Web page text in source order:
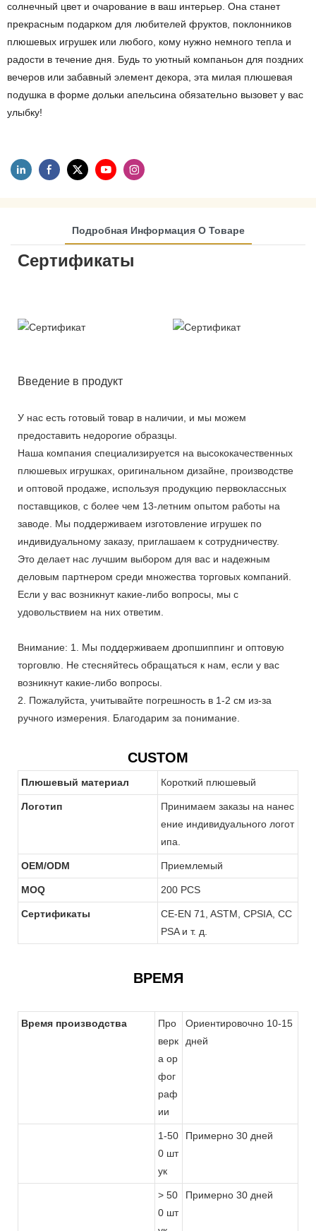
солнечный цвет и очарование в ваш интерьер. Она станет
прекрасным подарком для любителей фруктов, поклонников
плюшевых игрушек или любого, кому нужно немного тепла и
радости в течение дня. Будь то уютный компаньон для поздних
вечеров или забавный элемент декора, эта милая плюшевая
подушка в форме дольки апельсина обязательно вызовет у вас
улыбку!
Подробная Информация О Товаре
Сертификаты
Введение в продукт
У нас есть готовый товар в наличии, и мы можем
предоставить недорогие образцы.
Наша компания специализируется на высококачественных
плюшевых игрушках, оригинальном дизайне, производстве
и оптовой продаже, используя продукцию первоклассных
поставщиков, с более чем 13-летним опытом работы на
заводе. Мы поддерживаем изготовление игрушек по
индивидуальному заказу, приглашаем к сотрудничеству.
Это делает нас лучшим выбором для вас и надежным
деловым партнером среди множества торговых компаний.
Если у вас возникнут какие-либо вопросы, мы с
удовольствием на них ответим.
Внимание: 1. Мы поддерживаем дропшиппинг и оптовую
торговлю. Не стесняйтесь обращаться к нам, если у вас
возникнут какие-либо вопросы.
2. Пожалуйста, учитывайте погрешность в 1-2 см из-за
ручного измерения. Благодарим за понимание.
CUSTOM
Плюшевый материал Короткий плюшевый
Логотип
Принимаем заказы на нанес
ение индивидуального логот
ипа.
OEM/ODM Приемлемый
MOQ 200 PCS
Сертификаты
CE-EN 71, ASTM, CPSIA, CC
PSA и т. д.
ВРЕМЯ
Время производства
Про
верк
а ор
фог
раф
ии
Ориентировочно 10-15
дней
1-50
0 шт
ук
Примерно 30 дней
> 50
0 шт
Примерно 30 дней